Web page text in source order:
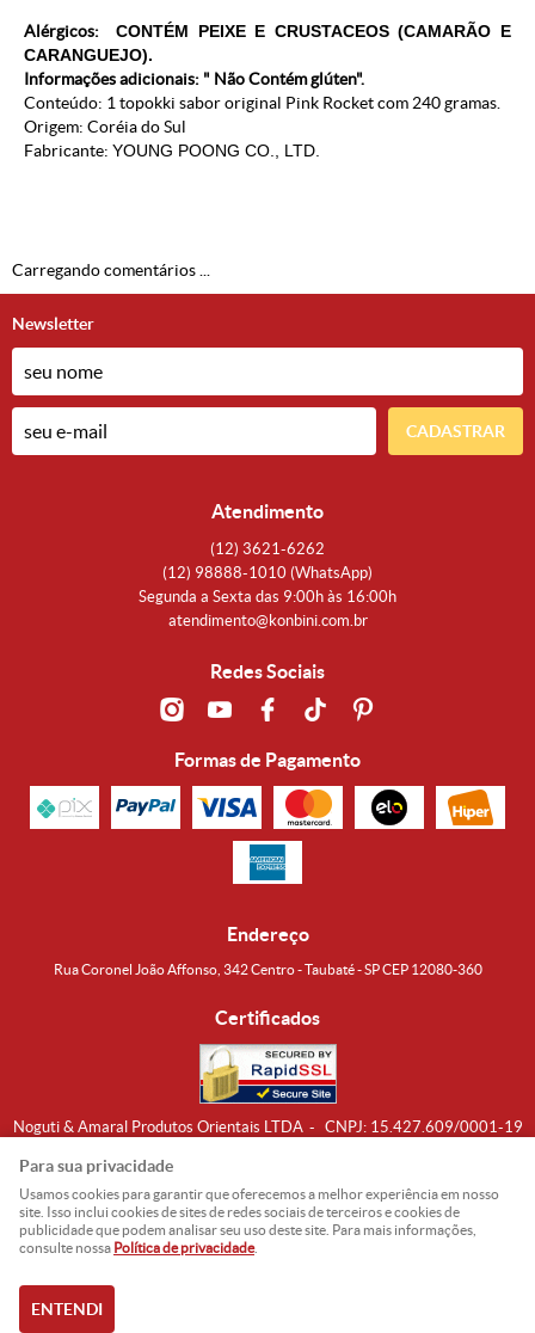
Alérgicos:
CONTÉM PEIXE E CRUSTACEOS (CAMARÃO E
CARANGUEJO).
Informações adicionais: " Não Contém glúten".
Conteúdo: 1 topokki sabor original Pink Rocket com 240 gramas.
Origem: Coréia do Sul
Fabricante: YOUNG POONG CO., LTD.
Carregando comentários ...
Newsletter
CADASTRAR
Atendimento
(12) 3621-6262
(12) 98888-1010 (WhatsApp)
Segunda a Sexta das 9:00h às 16:00h
atendimento@konbini.com.br
Redes Sociais
Formas de Pagamento
Endereço
Rua Coronel João Affonso, 342 Centro - Taubaté - SP CEP 12080-360
Certificados
Noguti & Amaral Produtos Orientais LTDA CNPJ: 15.427.609/0001-19
Para sua privacidade
Usamos cookies para garantir que oferecemos a melhor experiência em nosso
site. Isso inclui cookies de sites de redes sociais de terceiros e cookies de
publicidade que podem analisar seu uso deste site. Para mais informações,
consulte nossa Política de privacidade.
ENTENDI